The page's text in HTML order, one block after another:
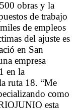
obras y la
de trabajo
de empleos
del ajuste es
en San
empresa
en la
ruta 18. “Me
como
esta